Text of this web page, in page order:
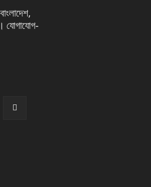
যোগাযোগ-